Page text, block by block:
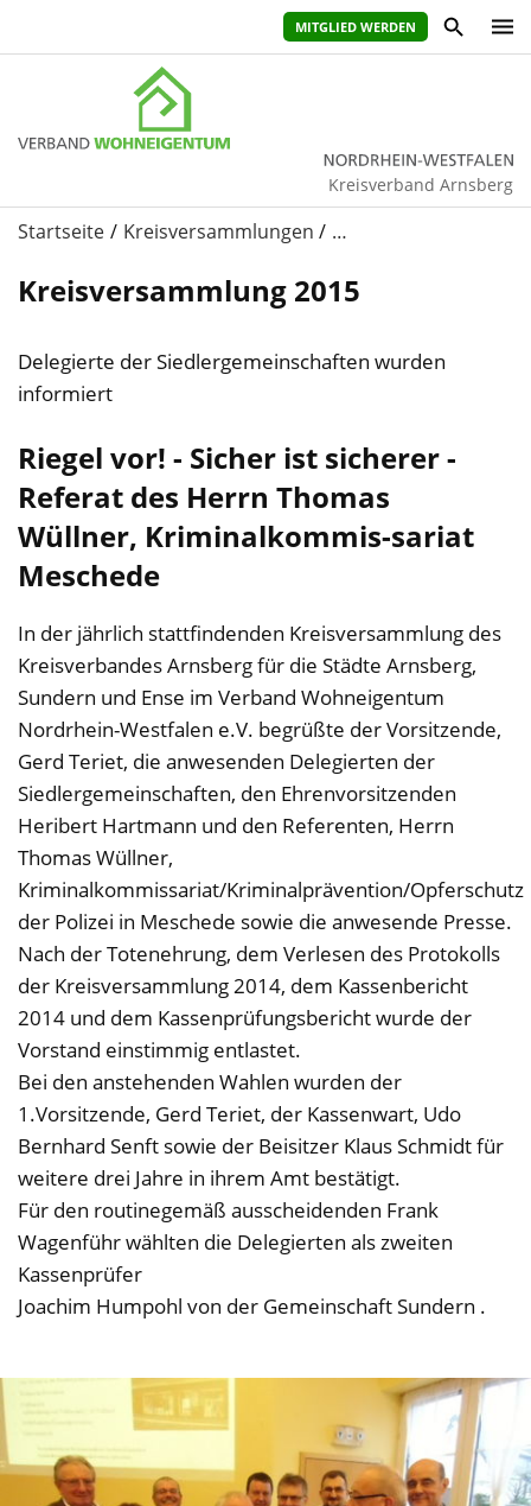
MITGLIED WERDEN
Kreisverband Arnsberg
Startseite Kreisversammlungen …
Kreisversammlung 2015
Delegierte der Siedlergemeinschaften wurden
informiert
Riegel vor! - Sicher ist sicherer -
Referat des Herrn Thomas
Wüllner, Kriminalkommis-sariat
Meschede
In der jährlich stattfindenden Kreisversammlung des
Kreisverbandes Arnsberg für die Städte Arnsberg,
Sundern und Ense im Verband Wohneigentum
Nordrhein-Westfalen e.V. begrüßte der Vorsitzende,
Gerd Teriet, die anwesenden Delegierten der
Siedlergemeinschaften, den Ehrenvorsitzenden
Heribert Hartmann und den Referenten, Herrn
Thomas Wüllner,
Kriminalkommissariat/Kriminalprävention/Opferschutz
der Polizei in Meschede sowie die anwesende Presse.
Nach der Totenehrung, dem Verlesen des Protokolls
der Kreisversammlung 2014, dem Kassenbericht
2014 und dem Kassenprüfungsbericht wurde der
Vorstand einstimmig entlastet.
Bei den anstehenden Wahlen wurden der
1.Vorsitzende, Gerd Teriet, der Kassenwart, Udo
Bernhard Senft sowie der Beisitzer Klaus Schmidt für
weitere drei Jahre in ihrem Amt bestätigt.
Für den routinegemäß ausscheidenden Frank
Wagenführ wählten die Delegierten als zweiten
Kassenprüfer
Joachim Humpohl von der Gemeinschaft Sundern .